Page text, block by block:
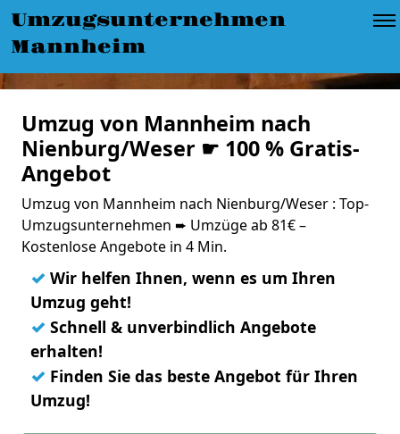
Umzugsunternehmen
Mannheim
Umzug von Mannheim nach
Nienburg/Weser ☛ 100 % Gratis-
Angebot
Umzug von Mannheim nach Nienburg/Weser : Top-
Umzugsunternehmen ➨ Umzüge ab 81€ –
Kostenlose Angebote in 4 Min.
✓ Wir helfen Ihnen, wenn es um Ihren
Umzug geht!
✓ Schnell & unverbindlich Angebote
erhalten!
✓ Finden Sie das beste Angebot für Ihren
Umzug!